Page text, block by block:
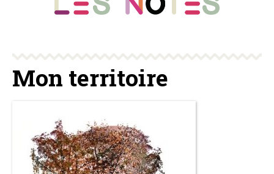
Mon territoire